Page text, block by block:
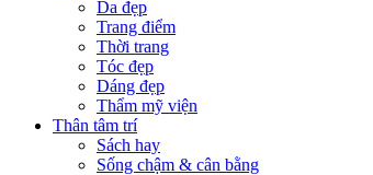
Da đẹp
Trang điểm
Thời trang
Tóc đẹp
Dáng đẹp
Thẩm mỹ viện
Thân tâm trí
Sách hay
Sống chậm & cân bằng